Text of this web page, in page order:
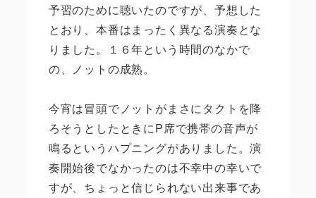
予習のために聴いたのですが、予想した
とおり、本番はまったく異なる演奏とな
りました。１６年という時間のなかで
の、ノットの成熟。
今宵は冒頭でノットがまさにタクトを降
ろそうとしたときにP席で携帯の音声が
鳴るというハプニングがありました。演
奏開始後でなかったのは不幸中の幸いで
すが、ちょっと信じられない出来事であ